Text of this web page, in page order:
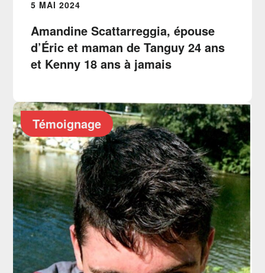
5 MAI 2024
Amandine Scattarreggia, épouse
d’Éric et maman de Tanguy 24 ans
et Kenny 18 ans à jamais
Témoignage